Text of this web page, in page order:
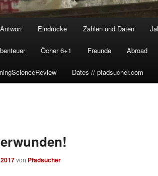
Eindrücke Zahlen und Daten
Öcher 6+1 Freunde Abroad
Dates // pfadsucher.com
von Pfadsucher